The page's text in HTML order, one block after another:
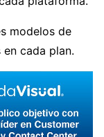
modelos de
cada plan.